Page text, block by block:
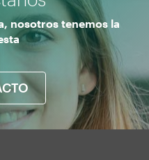
nosotros tenemos la